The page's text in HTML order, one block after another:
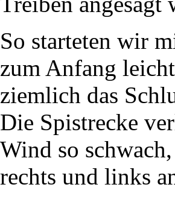
So starteten wir
zum Anfang
ziemlich das
Die Spistrecke
Wind so
rechts und links